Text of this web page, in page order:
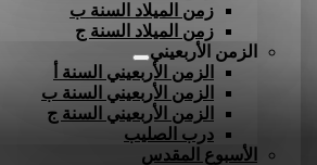
زمن الميلاد السنة ب
زمن الميلاد السنة ج
الزمن الأربعيني
الزمن الأربعيني السنة أ
الزمن الأربعيني السنة ب
الزمن الأربعيني السنة ج
درب الصليب
الأسبوع المقدس